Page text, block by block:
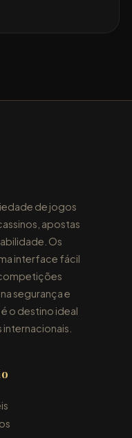
de jogos
apostas
Os
interface fácil
segurança e
o destino ideal